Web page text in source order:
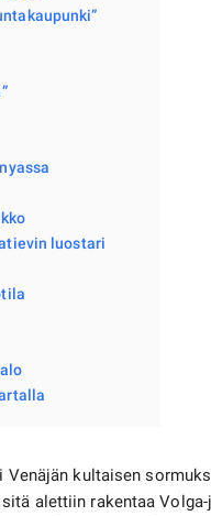
luostari
kultaisen
alettiin rakentaa